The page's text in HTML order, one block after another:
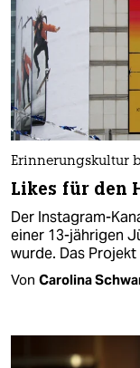
Erinnerungskultur
Likes für den
Der Instagram-
einer 13-jährigen
wurde. Das
Von Carolina